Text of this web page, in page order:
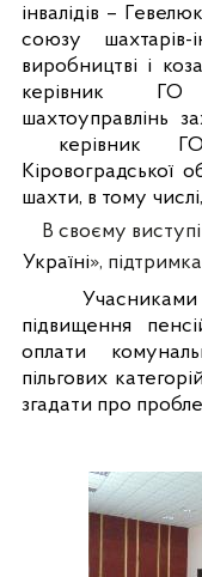
інвалідів –
союзу шахтарів-
виробництві і
керівник ГО
шахтоуправлінь
керівник
Кіровоградської
шахти, в тому числі,
В своєму
Україні»,
Учасниками
підвищення
оплати
пільгових
згадати про